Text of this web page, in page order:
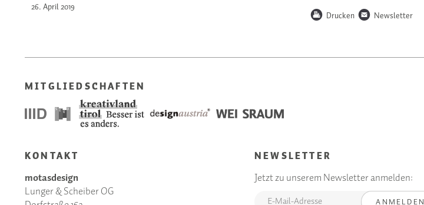
26. April2019 P Drucken n Newsletter
MITGLIEDSCHAFTEN
KONTAKT
motasdesign
Lunger & Scheiber OG
NEWSLETTER
Jetzt zu unserem Newsletter anmelden:
ANMELDEN